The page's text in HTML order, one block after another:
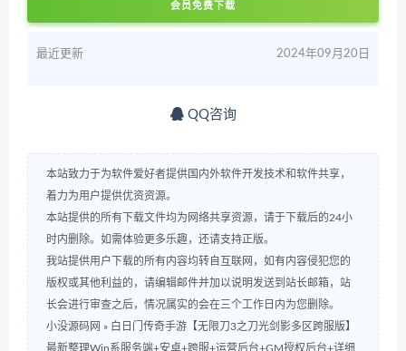
会员免费下载
最近更新 2024年09月20日
QQ咨询
本站致力于为软件爱好者提供国内外软件开发技术和软件共享，
着力为用户提供优资资源。
本站提供的所有下载文件均为网络共享资源，请于下载后的24小
时内删除。如需体验更多乐趣，还请支持正版。
我站提供用户下载的所有内容均转自互联网，如有内容侵犯您的
版权或其他利益的，请编辑邮件并加以说明发送到站长邮箱，站
长会进行审查之后，情况属实的会在三个工作日内为您删除。
小没源码网 » 白日门传奇手游【无限刀3之刀光剑影多区跨服版】
最新整理Win系服务端+安卓+跨服+运营后台+GM授权后台+详细